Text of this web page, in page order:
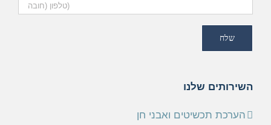
השירותים שלנו
הערכת תכשיטים ואבני חן